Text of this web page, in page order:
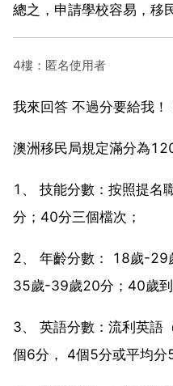
總之，申請學校容易，移
4樓：匿名使用者
我來回答 不過分要給我！
澳洲移民局規定滿分為
1、 技能分數：按照提名
分；40分三個檔次；
2、 年齡分數： 18歲-
35歲-39歲20分；40歲
3、 英語分數：流利英語
個6分， 4個5分或平均